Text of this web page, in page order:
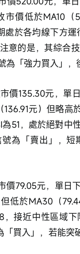
市價低於MA10
處於各均線下方
意的是，其綜合
為「強力買入」，
價135.30元，單
136.91元）但略
51，處於絕對中
為「賣出」，
價79.05元，單日
低於MA30（
，接近中性區域
「買入」，若能